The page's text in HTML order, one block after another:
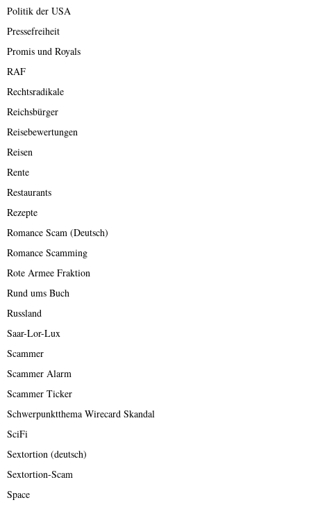
Politik der USA
Pressefreiheit
Promis und Royals
RAF
Rechtsradikale
Reichsbürger
Reisebewertungen
Reisen
Rente
Restaurants
Rezepte
Romance Scam (Deutsch)
Romance Scamming
Rote Armee Fraktion
Rund ums Buch
Russland
Saar-Lor-Lux
Scammer
Scammer Alarm
Scammer Ticker
Schwerpunktthema Wirecard Skandal
SciFi
Sextortion (deutsch)
Sextortion-Scam
Space